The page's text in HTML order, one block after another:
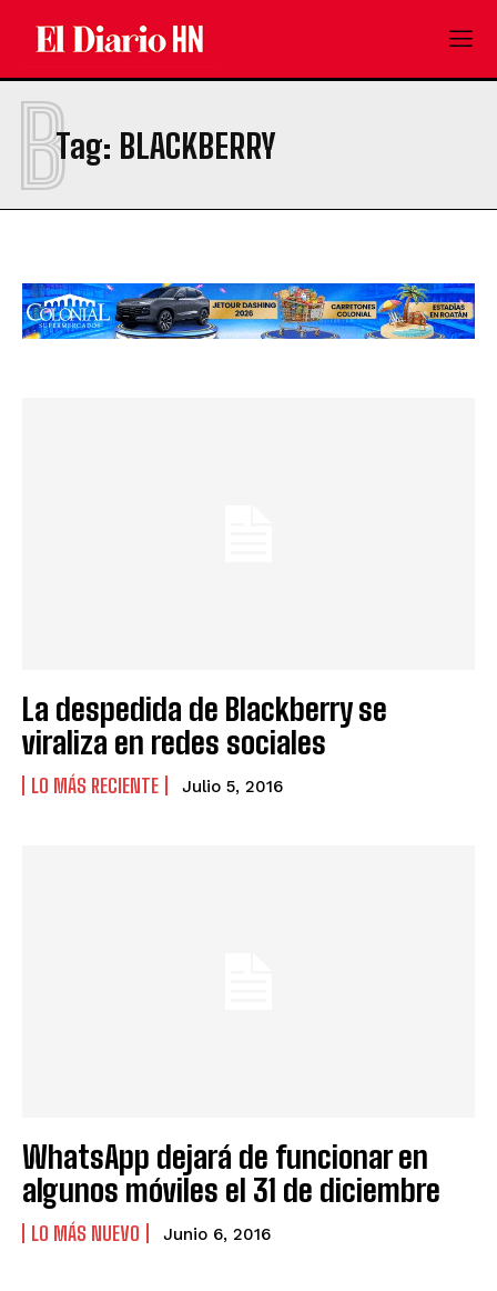
Tag: BLACKBERRY
B
La despedida de Blackberry se
viraliza en redes sociales
LO MÁS RECIENTE Julio 5, 2016
WhatsApp dejará de funcionar en
algunos móviles el 31 de diciembre
LO MÁS NUEVO Junio 6, 2016